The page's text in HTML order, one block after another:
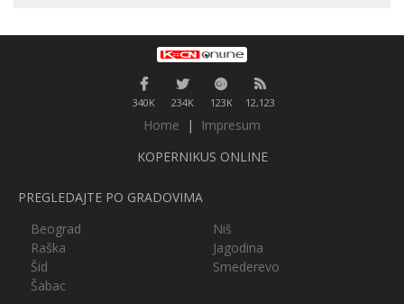
340K 234K 123K 12,123
Home |
Impresum
KOPERNIKUS ONLINE
PREGLEDAJTE PO GRADOVIMA
Beograd
Niš
Raška
Jagodina
Šid
Smederevo
Šabac